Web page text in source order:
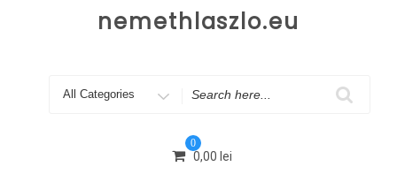
nemethlaszlo.eu
Search
0
0,00 lei